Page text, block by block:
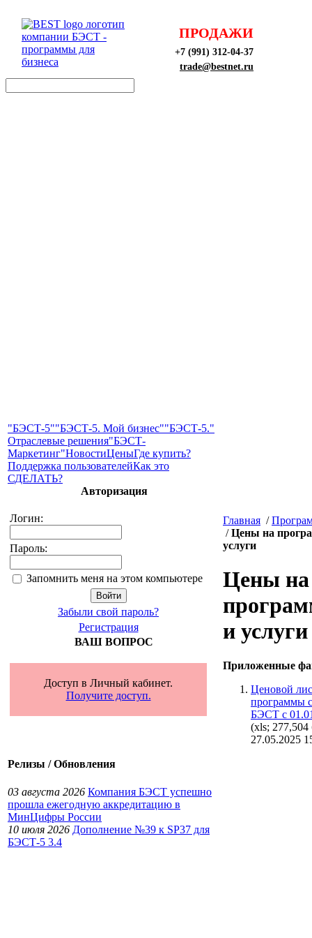
ПРОДАЖИ
+7 (991) 312-04-37
trade@bestnet.ru
"БЭСТ-5""БЭСТ-5. Мой бизнес""БЭСТ-5."
Отраслевые решения"БЭСТ-
Маркетинг"НовостиЦеныГде купить?
Поддержка пользователейКак это
СДЕЛАТЬ?
Авторизация
Логин:
Пароль:
Запомнить меня на этом компьютере
Забыли свой пароль?
Регистрация
ВАШ ВОПРОС
Доступ в Личный кабинет.
Получите доступ.
Релизы / Обновления
03 августа 2026 Компания БЭСТ успешно
прошла ежегодную аккредитацию в
МинЦифры России
10 июля 2026 Дополнение №39 к SP37 для
БЭСТ-5 3.4
Главная /
/Цены на
услуги
Цены на
и услуги
Приложенные
Ценовой
программы
БЭСТ с
(xls; 277,504
27.05.2025